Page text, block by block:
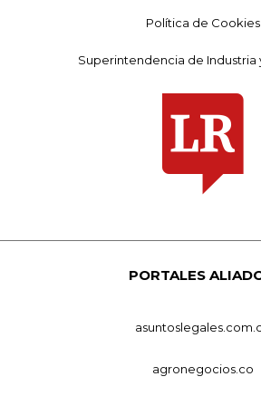
Política de Cookies
Superintendencia de Industria
PORTALES
agronegocios.co